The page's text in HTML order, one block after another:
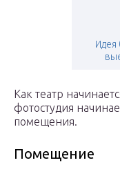
Идея
Как театр
фотостудия
помещения.
Помещение